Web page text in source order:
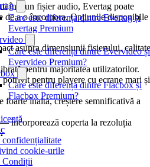
Care este diferența dintre Evertag și
Evertag Premium
Care este diferența dintre Evervideo și
Evervideo Premium?
Care este diferența dintre Flacbox și
Flacbox Premium?
confidențialitate
cookie-urile
Condiții
într-un fișier audio, Evertag poate
de a o încorpora. Opțiunile disponibile
asupra dimensiunii fișierului, calitate
pentru majoritatea utilizatorilor.
pentru playere cu ecrane mari și
înaltă, creștere semnificativă a
încorporează coperta la rezoluția